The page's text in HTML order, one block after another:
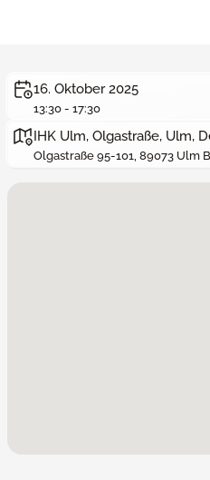
16. Oktober 2025
13:30 - 17:30
IHK Ulm, Olgastraße, Ulm,
Olgastraße 95-101, 89073 Ulm